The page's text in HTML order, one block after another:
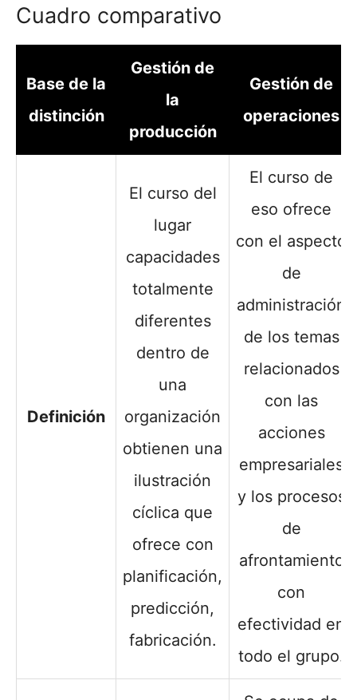
Cuadro comparativo
Base de la
distinción
Gestión de
la
producción
Gestión de
operaciones
Definición
El curso del
lugar
capacidades
totalmente
diferentes
dentro de
una
organización
obtienen una
ilustración
cíclica que
ofrece con
planificación,
predicción,
fabricación.
El curso de
eso ofrece
con el aspecto
de
administración
de los temas
relacionados
con las
acciones
empresariales
y los procesos
de
afrontamiento
con
efectividad en
todo el grupo.